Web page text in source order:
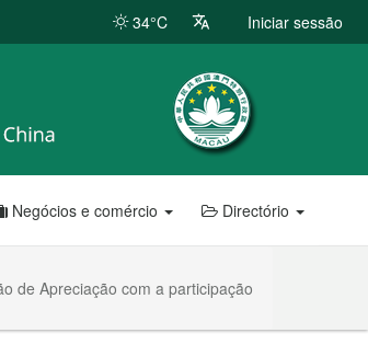
34°C Iniciar sessão
Negócios e comércio Directório
de Apreciação com a participação